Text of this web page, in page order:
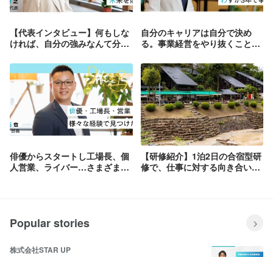
【代表インタビュー】何もしな
ければ、自分の強みなんて分か
い続けてきた代表が照らす未来
自分のキャリアは自分で決め
る。事業経営をやり抜くことを
業部長に抜擢
俳優からスタートし工場長、個
人営業、ライバー…さまざまな
【研修紹介】1泊2日の合宿型研
修で、仕事に対する向き合い方
Popular stories
株式会社STAR UP